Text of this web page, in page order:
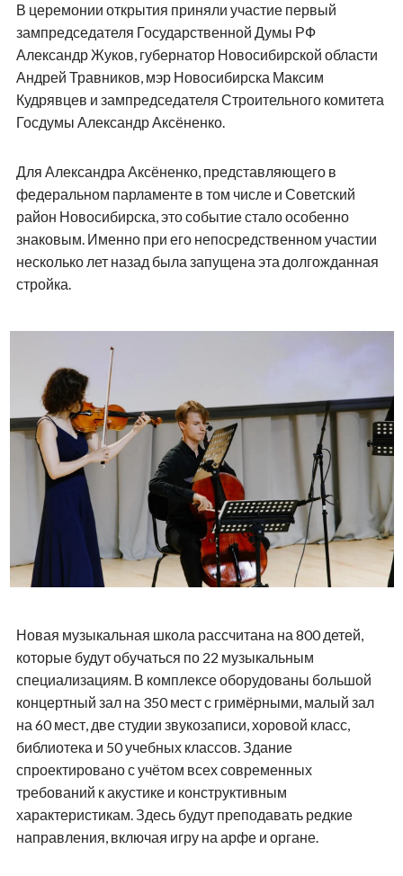
В церемонии открытия приняли участие первый
зампредседателя Государственной Думы РФ
Александр Жуков, губернатор Новосибирской области
Андрей Травников, мэр Новосибирска Максим
Кудрявцев и зампредседателя Строительного комитета
Госдумы Александр Аксёненко.
Для Александра Аксёненко, представляющего в
федеральном парламенте в том числе и Советский
район Новосибирска, это событие стало особенно
знаковым. Именно при его непосредственном участии
несколько лет назад была запущена эта долгожданная
стройка.
Новая музыкальная школа рассчитана на 800 детей,
которые будут обучаться по 22 музыкальным
специализациям. В комплексе оборудованы большой
концертный зал на 350 мест с гримёрными, малый зал
на 60 мест, две студии звукозаписи, хоровой класс,
библиотека и 50 учебных классов. Здание
спроектировано с учётом всех современных
требований к акустике и конструктивным
характеристикам. Здесь будут преподавать редкие
направления, включая игру на арфе и органе.